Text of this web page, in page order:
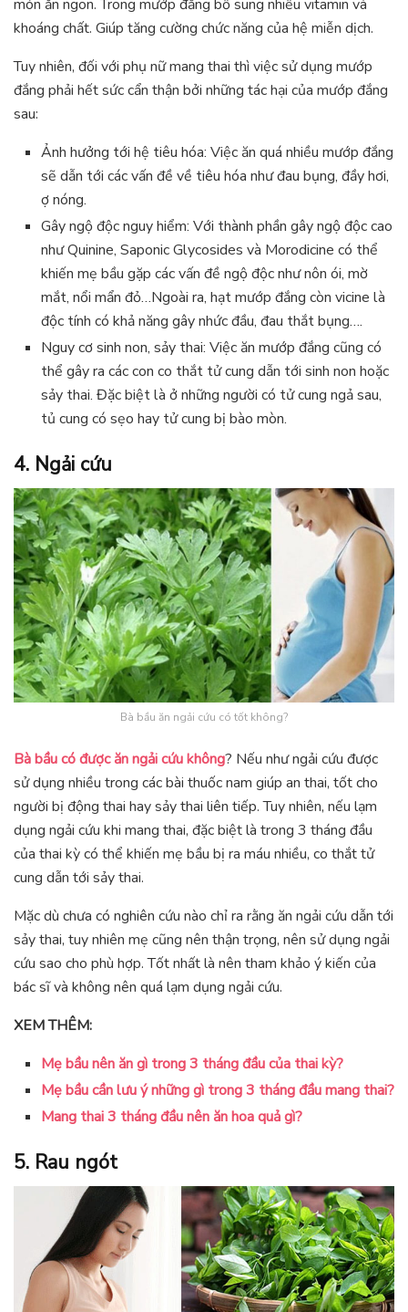
món ăn ngon. Trong mướp đắng bổ sung nhiều vitamin và
khoáng chất. Giúp tăng cường chức năng của hệ miễn dịch.
Tuy nhiên, đối với phụ nữ mang thai thì việc sử dụng mướp
đắng phải hết sức cẩn thận bởi những tác hại của mướp đắng
sau:
Ảnh hưởng tới hệ tiêu hóa: Việc ăn quá nhiều mướp đắng
sẽ dẫn tới các vấn đề về tiêu hóa như đau bụng, đầy hơi,
ợ nóng.
Gây ngộ độc nguy hiểm: Với thành phần gây ngộ độc cao
như Quinine, Saponic Glycosides và Morodicine có thể
khiến mẹ bầu gặp các vấn đề ngộ độc như nôn ói, mờ
mắt, nổi mẩn đỏ…Ngoài ra, hạt mướp đắng còn vicine là
độc tính có khả năng gây nhức đầu, đau thắt bụng….
Nguy cơ sinh non, sảy thai: Việc ăn mướp đắng cũng có
thể gây ra các con co thắt tử cung dẫn tới sinh non hoặc
sảy thai. Đặc biệt là ở những người có tử cung ngả sau,
tủ cung có sẹo hay tử cung bị bào mòn.
4. Ngải cứu
Bà bầu ăn ngải cứu có tốt không?
Bà bầu có được ăn ngải cứu không? Nếu như ngải cứu được
sử dụng nhiều trong các bài thuốc nam giúp an thai, tốt cho
người bị động thai hay sảy thai liên tiếp. Tuy nhiên, nếu lạm
dụng ngải cứu khi mang thai, đặc biệt là trong 3 tháng đầu
của thai kỳ có thể khiến mẹ bầu bị ra máu nhiều, co thắt tử
cung dẫn tới sảy thai.
Mặc dù chưa có nghiên cứu nào chỉ ra rằng ăn ngải cứu dẫn tới
sảy thai, tuy nhiên mẹ cũng nên thận trọng, nên sử dụng ngải
cứu sao cho phù hợp. Tốt nhất là nên tham khảo ý kiến của
bác sĩ và không nên quá lạm dụng ngải cứu.
XEM THÊM:
Mẹ bầu nên ăn gì trong 3 tháng đầu của thai kỳ?
Mẹ bầu cần lưu ý những gì trong 3 tháng đầu mang thai?
Mang thai 3 tháng đầu nên ăn hoa quả gì?
5. Rau ngót